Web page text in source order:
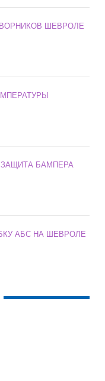
ШЕВРОЛЕ
ЗАЩИТА БАМПЕРА
АБС НА ШЕВРОЛЕ